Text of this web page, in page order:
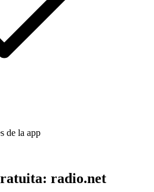
de la app
radio.net